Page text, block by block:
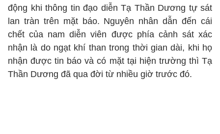
động khi thông tin đạo diễn Tạ Thần Dương tự sát
lan tràn trên mặt báo. Nguyên nhân dẫn đến cái
chết của nam diễn viên được phía cảnh sát xác
nhận là do ngạt khí than trong thời gian dài, khi họ
nhận được tin báo và có mặt tại hiện trường thì Tạ
Thần Dương đã qua đời từ nhiều giờ trước đó.